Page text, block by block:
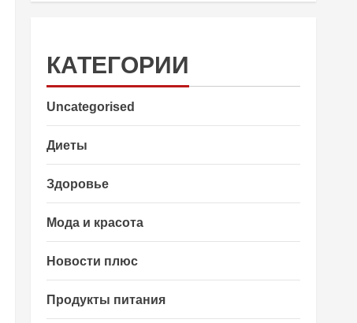
КАТЕГОРИИ
Uncategorised
Диеты
Здоровье
Мода и красота
Новости плюс
Продукты питания